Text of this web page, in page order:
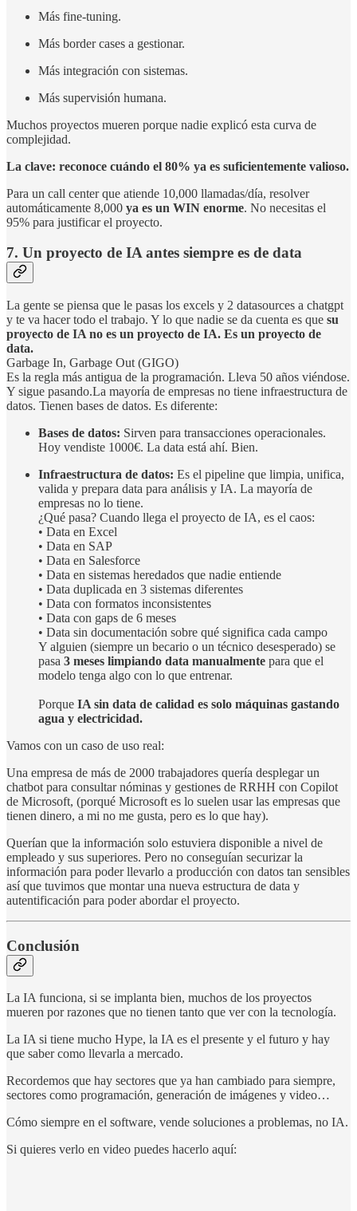
Más fine-tuning.
Más border cases a gestionar.
Más integración con sistemas.
Más supervisión humana.
Muchos proyectos mueren porque nadie explicó esta curva de
complejidad.
La clave: reconoce cuándo el 80% ya es suficientemente valioso.
Para un call center que atiende 10,000 llamadas/día, resolver
automáticamente 8,000 ya es un WIN enorme. No necesitas el
95% para justificar el proyecto.
7. Un proyecto de IA antes siempre es de data
La gente se piensa que le pasas los excels y 2 datasources a chatgpt
y te va hacer todo el trabajo. Y lo que nadie se da cuenta es que su
proyecto de IA no es un proyecto de IA. Es un proyecto de
data.
Garbage In, Garbage Out (GIGO)
Es la regla más antigua de la programación. Lleva 50 años viéndose.
Y sigue pasando.La mayoría de empresas no tiene infraestructura de
datos. Tienen bases de datos. Es diferente:
Bases de datos: Sirven para transacciones operacionales.
Hoy vendiste 1000€. La data está ahí. Bien.
Infraestructura de datos: Es el pipeline que limpia, unifica,
valida y prepara data para análisis y IA. La mayoría de
empresas no lo tiene.
¿Qué pasa? Cuando llega el proyecto de IA, es el caos:
• Data en Excel
• Data en SAP
• Data en Salesforce
• Data en sistemas heredados que nadie entiende
• Data duplicada en 3 sistemas diferentes
• Data con formatos inconsistentes
• Data con gaps de 6 meses
• Data sin documentación sobre qué significa cada campo
Y alguien (siempre un becario o un técnico desesperado) se
pasa 3 meses limpiando data manualmente para que el
modelo tenga algo con lo que entrenar.
Porque IA sin data de calidad es solo máquinas gastando
agua y electricidad.
Vamos con un caso de uso real:
Una empresa de más de 2000 trabajadores quería desplegar un
chatbot para consultar nóminas y gestiones de RRHH con Copilot
de Microsoft, (porqué Microsoft es lo suelen usar las empresas que
tienen dinero, a mi no me gusta, pero es lo que hay).
Querían que la información solo estuviera disponible a nivel de
empleado y sus superiores. Pero no conseguían securizar la
información para poder llevarlo a producción con datos tan sensibles
así que tuvimos que montar una nueva estructura de data y
autentificación para poder abordar el proyecto.
Conclusión
La IA funciona, si se implanta bien, muchos de los proyectos
mueren por razones que no tienen tanto que ver con la tecnología.
La IA si tiene mucho Hype, la IA es el presente y el futuro y hay
que saber como llevarla a mercado.
Recordemos que hay sectores que ya han cambiado para siempre,
sectores como programación, generación de imágenes y video…
Cómo siempre en el software, vende soluciones a problemas, no IA.
Si quieres verlo en video puedes hacerlo aquí: